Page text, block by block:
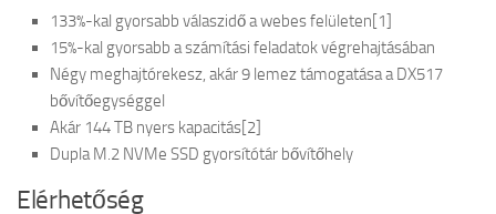
133%-kal gyorsabb válaszidő a webes felületen[1]
15%-kal gyorsabb a számítási feladatok végrehajtásában
Négy meghajtórekesz, akár 9 lemez támogatása a DX517
bővítőegységgel
Akár 144 TB nyers kapacitás[2]
Dupla M.2 NVMe SSD gyorsítótár bővítőhely
Elérhetőség